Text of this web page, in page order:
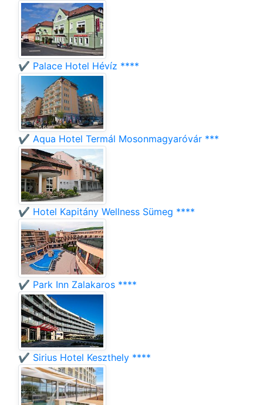
✔️ Palace Hotel Hévíz ****
✔️ Aqua Hotel Termál Mosonmagyaróvár ***
✔️ Hotel Kapitány Wellness Sümeg ****
✔️ Park Inn Zalakaros ****
✔️ Sirius Hotel Keszthely ****